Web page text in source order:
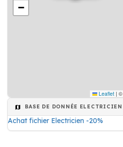
−
Leaflet | ©
BASE DE DONNÉE ELECTRICIEN
Achat fichier Electricien -20%